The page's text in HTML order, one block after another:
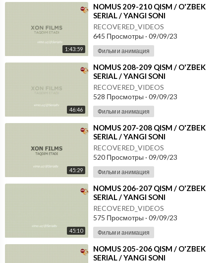
1:43:59
⁣NOMUS 209-210 QISM / O'ZBEK
SERIAL / YANGI SONI
RECOVERED_VIDEOS
645 Просмотры · 09/09/23
Фильм и анимация
46:46
⁣NOMUS 208-209 QISM / O'ZBEK
SERIAL / YANGI SONI
RECOVERED_VIDEOS
528 Просмотры · 09/09/23
Фильм и анимация
45:29
⁣NOMUS 207-208 QISM / O'ZBEK
SERIAL / YANGI SONI
RECOVERED_VIDEOS
520 Просмотры · 09/09/23
Фильм и анимация
45:10
⁣NOMUS 206-207 QISM / O'ZBEK
SERIAL / YANGI SONI
RECOVERED_VIDEOS
575 Просмотры · 09/09/23
Фильм и анимация
⁣NOMUS 205-206 QISM / O'ZBEK
SERIAL / YANGI SONI